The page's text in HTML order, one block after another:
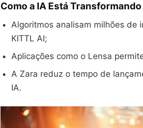
Como a IA Está
Algoritmos analisam milhões de
KITTL AI;
Aplicações como o Lensa
A Zara reduz o tempo de
IA.